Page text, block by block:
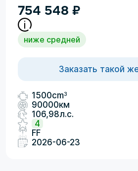
754 548 ₽
ниже средней
Заказать такой
1500cm3
90000км
106,98л.с.
4
FF
2026-06-23